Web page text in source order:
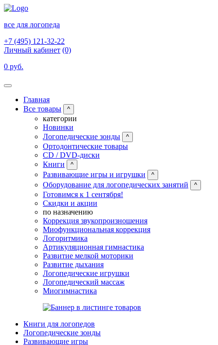
все для логопеда
+7 (495) 121-32-22
Личный кабинет (0)
0 руб.
Главная
Все товары
^
категории
Новинки
Логопедические зонды
^
Ортодонтические товары
CD / DVD-диски
Книги
^
Развивающие игры и игрушки ^
Оборудование для логопедических занятий ^
Готовимся к 1 сентября!
Скидки и акции
по назначению
Коррекция звукопроизношения
Миофункциональная коррекция
Логоритмика
Артикуляционная гимнастика
Развитие мелкой моторики
Развитие дыхания
Логопедические игрушки
Логопедический массаж
Миогимнастика
Книги для логопедов
Логопедические зонды
Развивающие игры